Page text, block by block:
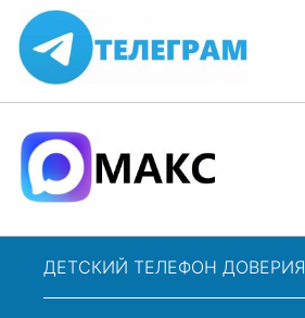
ДЕТСКИЙ ТЕЛЕФОН ДОВЕРИЯ